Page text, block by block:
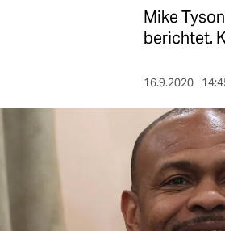
Mike
berichtet.
16.9.2020